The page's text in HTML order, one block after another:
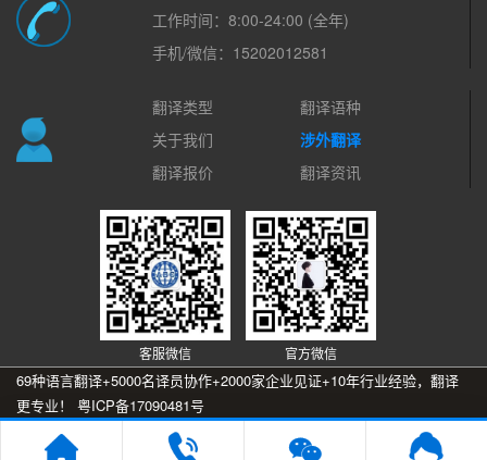

工作时间：8:00-24:00 (全年)
手机/微信：15202012581
翻译类型
翻译语种
关于我们
涉外翻译
翻译报价
翻译资讯
客服微信 官方微信
69种语言翻译+5000名译员协作+2000家企业见证+10年行业经验，翻译
更专业！ 粤ICP备17090481号